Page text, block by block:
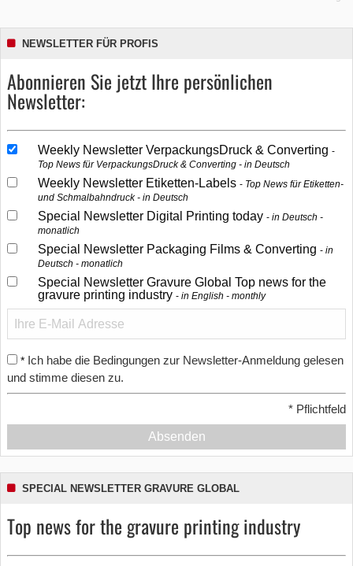
NEWSLETTER FÜR PROFIS
Abonnieren Sie jetzt Ihre persönlichen
Newsletter:
Weekly Newsletter VerpackungsDruck & Converting
Top News für VerpackungsDruck & Converting - in Deutsch
Weekly Newsletter Etiketten-Labels
Top News für Etiketten-
und Schmalbahndruck - in Deutsch
Special Newsletter Digital Printing today
in Deutsch -
monatlich
Special Newsletter Packaging Films & Converting
in
Deutsch - monatlich
Special Newsletter Gravure Global Top news for the
gravure printing industry
in English - monthly
* Ich habe die Bedingungen zur Newsletter-Anmeldung gelesen
und stimme diesen zu.
* Pflichtfeld
Absenden
SPECIAL NEWSLETTER GRAVURE GLOBAL
Top news for the gravure printing industry